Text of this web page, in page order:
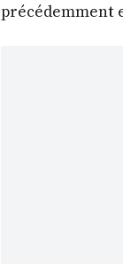
précédemment